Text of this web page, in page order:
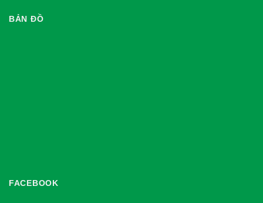
BẢN ĐỒ
FACEBOOK